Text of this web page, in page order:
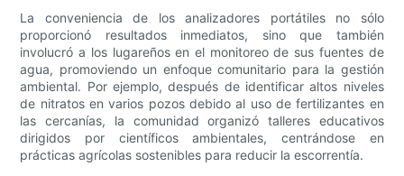
La conveniencia de los analizadores portátiles no sólo
proporcionó resultados inmediatos, sino que también
involucró a los lugareños en el monitoreo de sus fuentes de
agua, promoviendo un enfoque comunitario para la gestión
ambiental. Por ejemplo, después de identificar altos niveles
de nitratos en varios pozos debido al uso de fertilizantes en
las cercanías, la comunidad organizó talleres educativos
dirigidos por científicos ambientales, centrándose en
prácticas agrícolas sostenibles para reducir la escorrentía.